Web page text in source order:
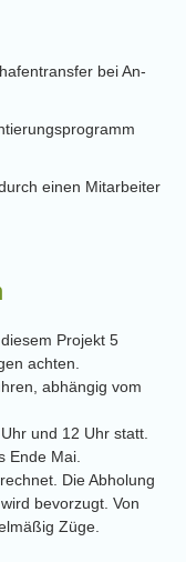
bei An-
einen Mitarbeiter
Projekt 5
achten.
abhängig vom
und 12 Uhr statt.
Ende Mai.
Die Abholung
bevorzugt. Von
Züge.